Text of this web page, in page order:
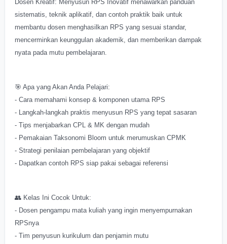
Dosen Kreatif: Menyusun RPS Inovatif menawarkan panduan
sistematis, teknik aplikatif, dan contoh praktik baik untuk
membantu dosen menghasilkan RPS yang sesuai standar,
mencerminkan keunggulan akademik, dan memberikan dampak
nyata pada mutu pembelajaran.
🎯 Apa yang Akan Anda Pelajari:
- Cara memahami konsep & komponen utama RPS
- Langkah-langkah praktis menyusun RPS yang tepat sasaran
- Tips menjabarkan CPL & MK dengan mudah
- Pemakaian Taksonomi Bloom untuk merumuskan CPMK
- Strategi penilaian pembelajaran yang objektif
- Dapatkan contoh RPS siap pakai sebagai referensi
👥 Kelas Ini Cocok Untuk:
- Dosen pengampu mata kuliah yang ingin menyempurnakan
RPSnya
- Tim penyusun kurikulum dan penjamin mutu